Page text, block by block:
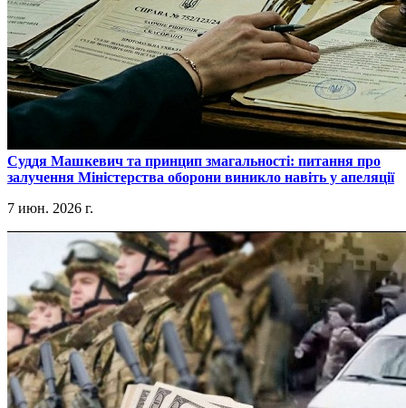
​Суддя Машкевич та принцип змагальності: питання про
залучення Міністерства оборони виникло навіть у апеляції
7 июн. 2026 г.